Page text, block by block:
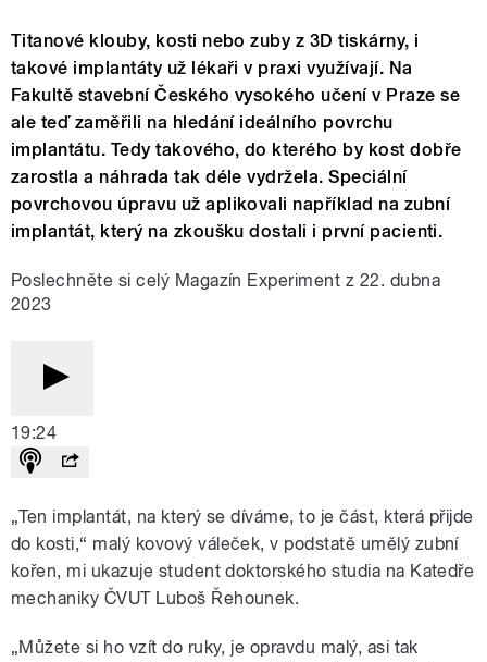
Titanové klouby, kosti nebo zuby z 3D tiskárny, i
takové implantáty už lékaři v praxi využívají. Na
Fakultě stavební Českého vysokého učení v Praze se
ale teď zaměřili na hledání ideálního povrchu
implantátu. Tedy takového, do kterého by kost dobře
zarostla a náhrada tak déle vydržela. Speciální
povrchovou úpravu už aplikovali například na zubní
implantát, který na zkoušku dostali i první pacienti.
Poslechněte si celý Magazín Experiment z 22. dubna
2023
19:24
„Ten implantát, na který se díváme, to je část, která přijde
do kosti,“ malý kovový váleček, v podstatě umělý zubní
kořen, mi ukazuje student doktorského studia na Katedře
mechaniky ČVUT Luboš Řehounek.
„Můžete si ho vzít do ruky, je opravdu malý, asi tak